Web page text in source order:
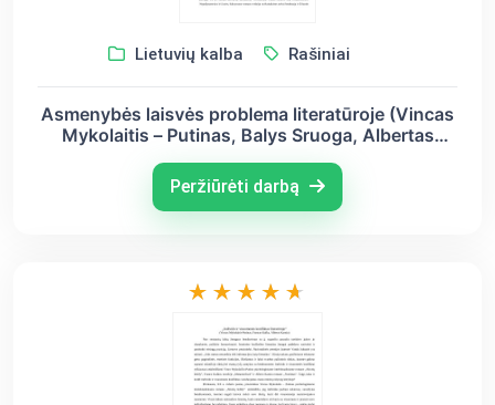
Lietuvių kalba Rašiniai
Asmenybės laisvės problema literatūroje (Vincas
Mykolaitis – Putinas, Balys Sruoga, Albertas
Peržiūrėti darbą